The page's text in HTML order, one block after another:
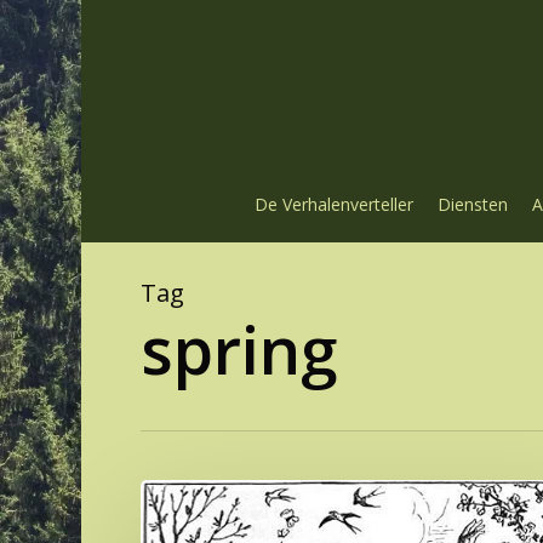
Skip
to
main
content
De Verhalenverteller Diensten
Tag
spring
Ostara
en